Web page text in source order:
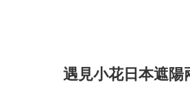
遇見小花日本遮陽